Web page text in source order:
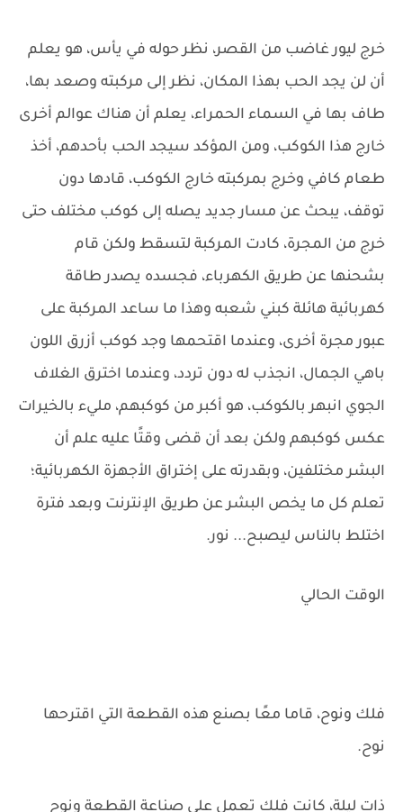
خرج ليور غاضب من القصر، نظر حوله في يأس، هو يعلم
أن لن يجد الحب بهذا المكان، نظر إلى مركبته وصعد بها،
طاف بها في السماء الحمراء، يعلم أن هناك عوالم أخرى
خارج هذا الكوكب، ومن المؤكد سيجد الحب بأحدهم، أخذ
طعام كافي وخرج بمركبته خارج الكوكب، قادها دون
توقف، يبحث عن مسار جديد يصله إلى كوكب مختلف حتى
خرج من المجرة، كادت المركبة لتسقط ولكن قام
بشحنها عن طريق الكهرباء، فجسده يصدر طاقة
كهربائية هائلة كبني شعبه وهذا ما ساعد المركبة على
عبور مجرة أخرى، وعندما اقتحمها وجد كوكب أزرق اللون
باهي الجمال، انجذب له دون تردد، وعندما اخترق الغلاف
الجوي انبهر بالكوكب، هو أكبر من كوكبهم، مليء بالخيرات
عكس كوكبهم ولكن بعد أن قضى وقتًا عليه علم أن
البشر مختلفين، وبقدرته على إختراق الأجهزة الكهربائية؛
تعلم كل ما يخص البشر عن طريق الإنترنت وبعد فترة
اختلط بالناس ليصبح... نور.
الوقت الحالي
فلك ونوح، قاما معًا بصنع هذه القطعة التي اقترحها
نوح.
ذات ليلة، كانت فلك تعمل على صناعة القطعة ونوح